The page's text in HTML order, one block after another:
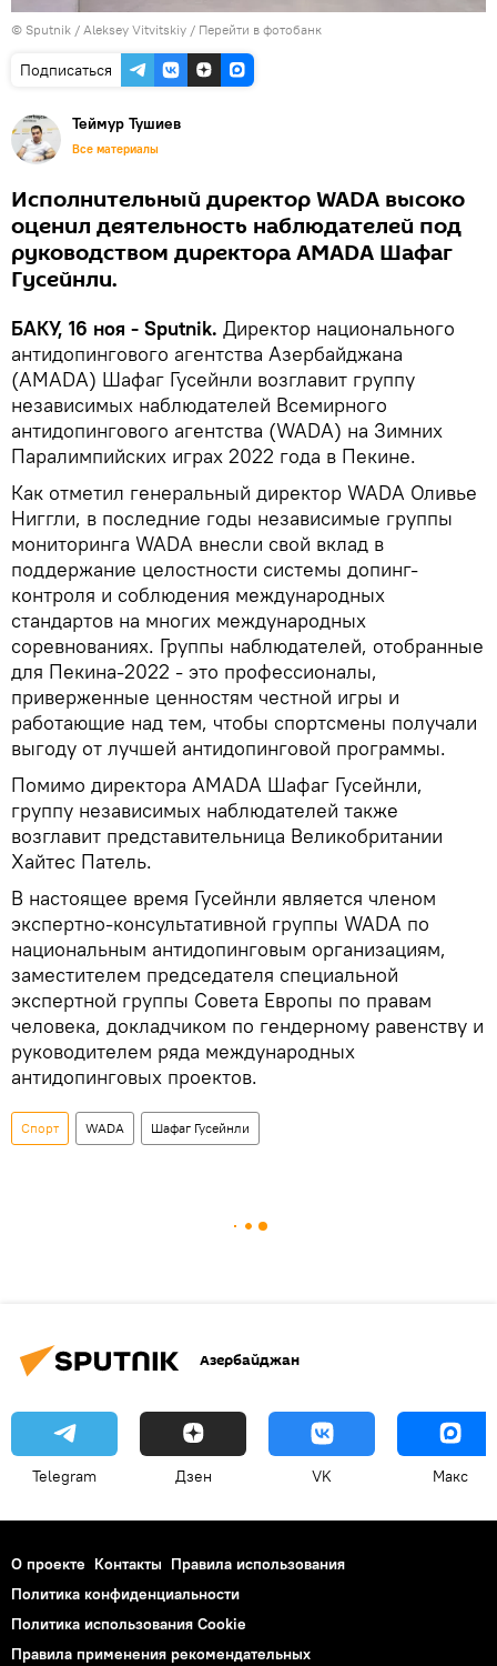
© Sputnik / Aleksey Vitvitskiy / Перейти в фотобанк
Подписаться
Теймур Тушиев
Все материалы
Исполнительный директор WADA высоко
оценил деятельность наблюдателей под
руководством директора AMADA Шафаг
Гусейнли.
БАКУ, 16 ноя - Sputnik. Директор национального
антидопингового агентства Азербайджана
(AMADA) Шафаг Гусейнли возглавит группу
независимых наблюдателей Всемирного
антидопингового агентства (WADA) на Зимних
Паралимпийских играх 2022 года в Пекине.
Как отметил генеральный директор WADA Оливье
Ниггли, в последние годы независимые группы
мониторинга WADA внесли свой вклад в
поддержание целостности системы допинг-
контроля и соблюдения международных
стандартов на многих международных
соревнованиях. Группы наблюдателей, отобранные
для Пекина-2022 - это профессионалы,
приверженные ценностям честной игры и
работающие над тем, чтобы спортсмены получали
выгоду от лучшей антидопинговой программы.
Помимо директора AMADA Шафаг Гусейнли,
группу независимых наблюдателей также
возглавит представительница Великобритании
Хайтес Патель.
В настоящее время Гусейнли является членом
экспертно-консультативной группы WADA по
национальным антидопинговым организациям,
заместителем председателя специальной
экспертной группы Совета Европы по правам
человека, докладчиком по гендерному равенству и
руководителем ряда международных
антидопинговых проектов.
Спорт WADA Шафаг Гусейнли
Азербайджан
Telegram Дзен VK Макс
О проекте Контакты Правила использования
Политика конфиденциальности
Политика использования Cookie
Правила применения рекомендательных